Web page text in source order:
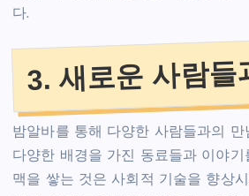
다.
3. 새로운 사람들
밤알바를 통해 다양한 사람들과의 만
다양한 배경을 가진 동료들과 이야기
맥을 쌓는 것은 사회적 기술을 향상